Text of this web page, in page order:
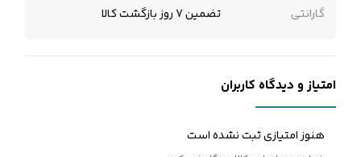
گارانتی تضمین 7 روز بازگشت کالا
امتیاز و دیدگاه کاربران
هنوز امتیازی ثبت نشده است